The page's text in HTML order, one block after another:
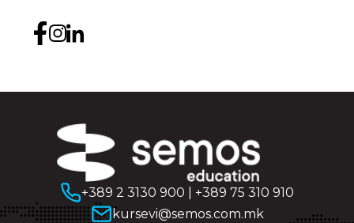
+389 2 3130 900
+389 75 310 910
kursevi@semos.com.mk